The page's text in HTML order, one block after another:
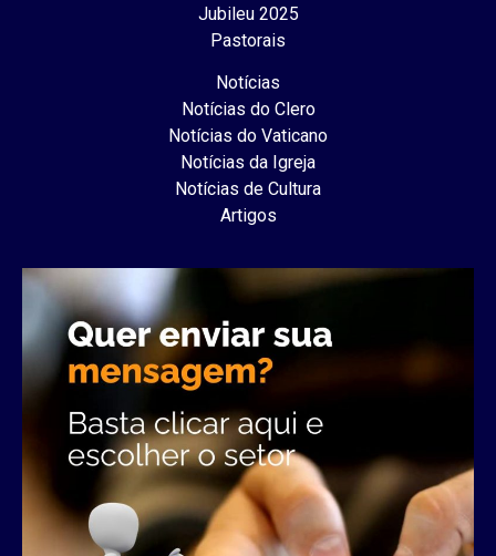
Jubileu 2025
Pastorais
Notícias
Notícias do Clero
Notícias do Vaticano
Notícias da Igreja
Notícias de Cultura
Artigos